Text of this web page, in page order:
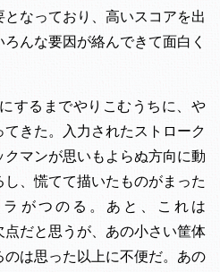
なっており、高いスコアを出
んな要因が絡んできて面白く
するまでやりこむうちに、や
きた。入力されたストローク
マンが思いもよらぬ方向に動
、慌てて描いたものがまった
がつのる。あと、これは
だと思うが、あの小さい筐体
は思った以上に不便だ。あの